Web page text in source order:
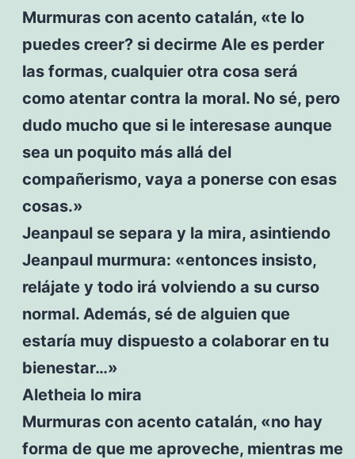
Murmuras con acento catalán, «te lo
puedes creer? si decirme Ale es perder
las formas, cualquier otra cosa será
como atentar contra la moral. No sé, pero
dudo mucho que si le interesase aunque
sea un poquito más allá del
compañerismo, vaya a ponerse con esas
cosas.»
Jeanpaul se separa y la mira, asintiendo
Jeanpaul murmura: «entonces insisto,
relájate y todo irá volviendo a su curso
normal. Además, sé de alguien que
estaría muy dispuesto a colaborar en tu
bienestar…»
Aletheia lo mira
Murmuras con acento catalán, «no hay
forma de que me aproveche, mientras me